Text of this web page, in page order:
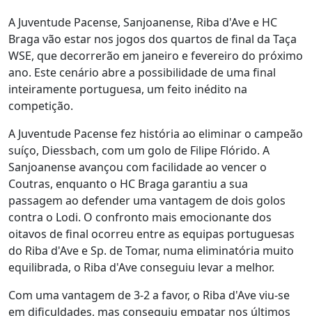
A Juventude Pacense, Sanjoanense, Riba d'Ave e HC
Braga vão estar nos jogos dos quartos de final da Taça
WSE, que decorrerão em janeiro e fevereiro do próximo
ano. Este cenário abre a possibilidade de uma final
inteiramente portuguesa, um feito inédito na
competição.
A Juventude Pacense fez história ao eliminar o campeão
suíço, Diessbach, com um golo de Filipe Flórido. A
Sanjoanense avançou com facilidade ao vencer o
Coutras, enquanto o HC Braga garantiu a sua
passagem ao defender uma vantagem de dois golos
contra o Lodi. O confronto mais emocionante dos
oitavos de final ocorreu entre as equipas portuguesas
do Riba d'Ave e Sp. de Tomar, numa eliminatória muito
equilibrada, o Riba d'Ave conseguiu levar a melhor.
Com uma vantagem de 3-2 a favor, o Riba d'Ave viu-se
em dificuldades, mas conseguiu empatar nos últimos